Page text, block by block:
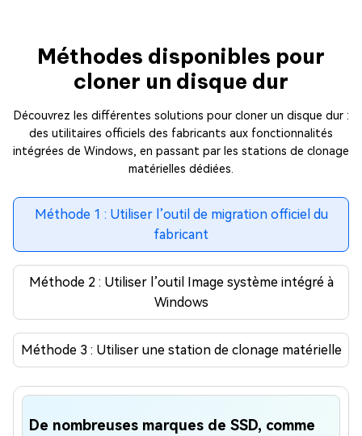
Méthodes disponibles pour
cloner un disque dur
Découvrez les différentes solutions pour cloner un disque dur :
des utilitaires officiels des fabricants aux fonctionnalités
intégrées de Windows, en passant par les stations de clonage
matérielles dédiées.
Méthode 1 : Utiliser l’outil de migration officiel du
fabricant
Méthode 2 : Utiliser l’outil Image système intégré à
Windows
Méthode 3 : Utiliser une station de clonage matérielle
De nombreuses marques de SSD, comme